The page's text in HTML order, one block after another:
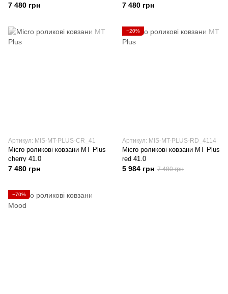
7 480 грн 7 480 грн
Артикул: MIS-MT-PLUS-CR_41
Micro роликові ковзани MT Plus
cherry 41.0
7 480 грн
−20%
Артикул: MIS-MT-PLUS-RD_4114
Micro роликові ковзани MT Plus
red 41.0
5 984 грн 7 480 грн
−70%